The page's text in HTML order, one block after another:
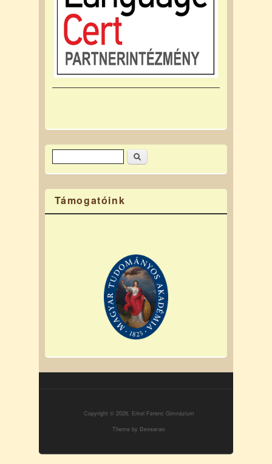
Keresés űrlap
Keresés
Támogatóink
Copyright © 2026, Erkel Ferenc Gimnázium
Theme by Devsaran